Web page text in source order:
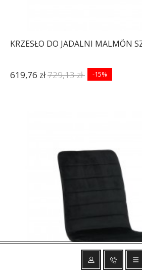
KRZESŁO DO JADALNI MALMÖN
619,76 zł729,13 zł -15%